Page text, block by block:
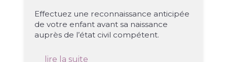
Effectuez une reconnaissance anticipée
de votre enfant avant sa naissance
auprès de l’état civil compétent.
lire la suite